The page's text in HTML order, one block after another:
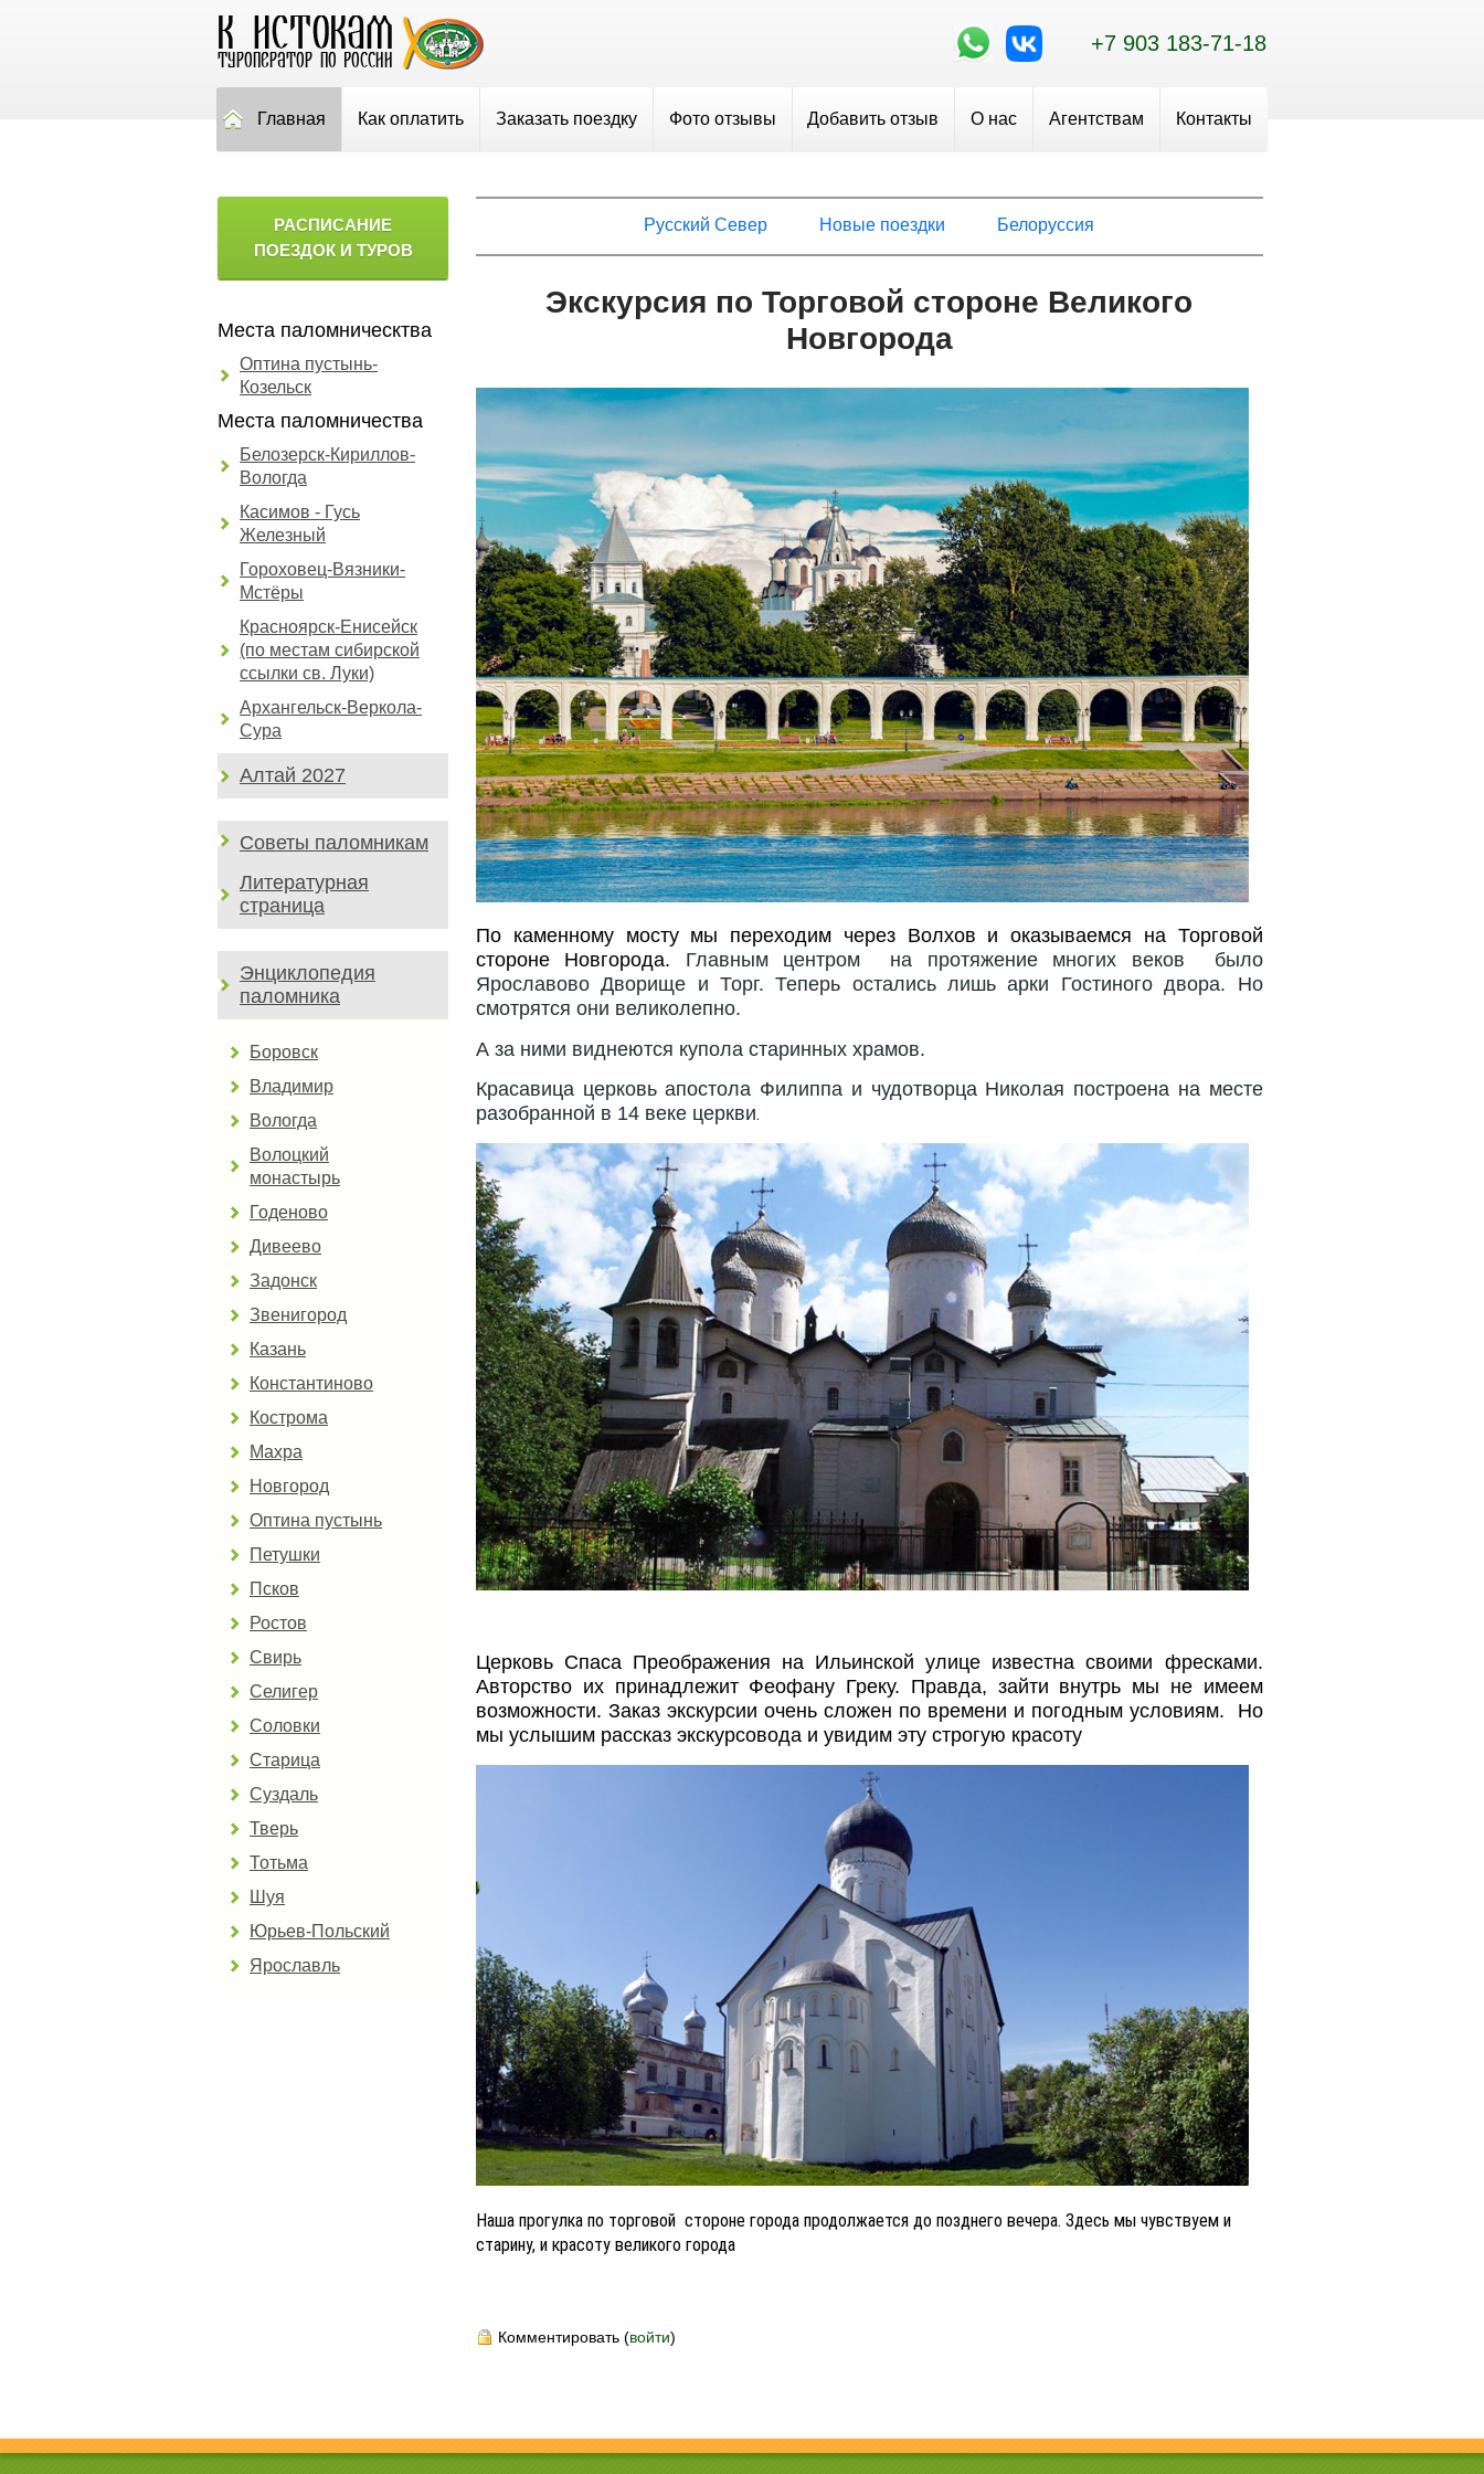
+7 903 183-71-18
Главная Как оплатить Заказать поездку Фото отзывы Добавить отзыв О нас Агентствам Контакты
РАСПИСАНИЕ
ПОЕЗДОК И ТУРОВ
Места паломническтва
Оптина пустынь-
Козельск
Места паломничества
Белозерск-Кириллов-
Вологда
Касимов - Гусь
Железный
Гороховец-Вязники-
Мстёры
Красноярск-Енисейск
(по местам сибирской
ссылки св. Луки)
Архангельск-Веркола-
Сура
Алтай 2027
Советы паломникам
Литературная
страница
Энциклопедия
паломника
Боровск
Владимир
Вологда
Волоцкий
монастырь
Годеново
Дивеево
Задонск
Звенигород
Казань
Константиново
Кострома
Махра
Новгород
Оптина пустынь
Петушки
Псков
Ростов
Свирь
Селигер
Соловки
Старица
Суздаль
Тверь
Тотьма
Шуя
Юрьев-Польский
Ярославль
Русский Север Новые поездки Белоруссия
Экскурсия по Торговой стороне Великого
Новгорода
По каменному мосту мы переходим через Волхов и оказываемся на Торговой
стороне Новгорода. Главным центром на протяжение многих веков было
Ярославово Дворище и Торг. Теперь остались лишь арки Гостиного двора. Но
смотрятся они великолепно.
А за ними виднеются купола старинных храмов.
Красавица церковь апостола Филиппа и чудотворца Николая построена на месте
разобранной в 14 веке церкви.
Церковь Спаса Преображения на Ильинской улице известна своими фресками.
Авторство их принадлежит Феофану Греку. Правда, зайти внутрь мы не имеем
возможности. Заказ экскурсии очень сложен по времени и погодным условиям. Но
мы услышим рассказ экскурсовода и увидим эту строгую красоту
Наша прогулка по торговой стороне города продолжается до позднего вечера. Здесь мы чувствуем и
старину, и красоту великого города
Комментировать (войти)